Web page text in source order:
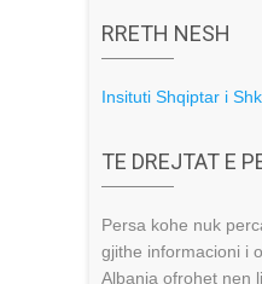
RRETH NESH
Insituti Shqiptar i
TE DREJTAT E
Persa kohe nuk
gjithe informacioni i
Albania ofrohet nen